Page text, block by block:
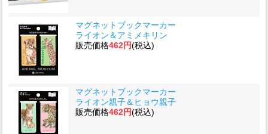
マグネットブックマーカー
ライオン＆アミメキリン
販売価格462円(税込)
マグネットブックマーカー
ライオン親子＆ヒョウ親子
販売価格462円(税込)